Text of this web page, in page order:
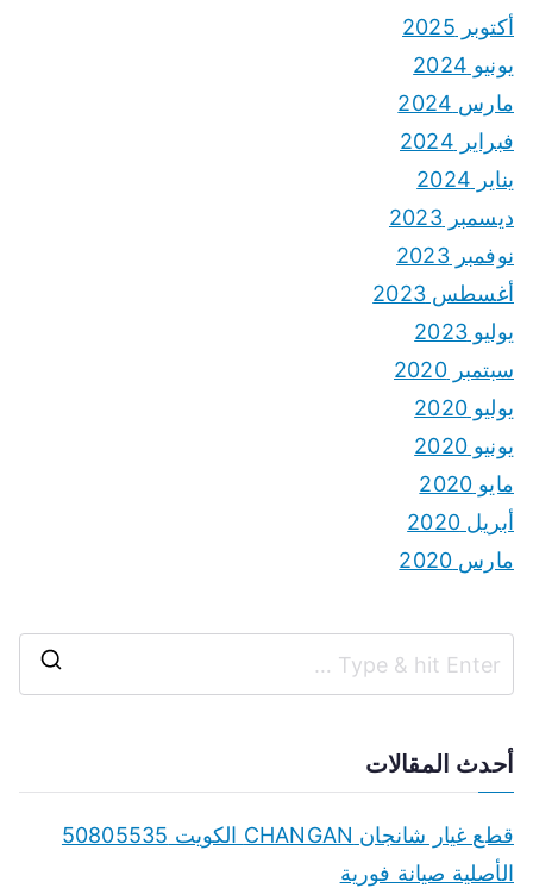
أكتوبر 2025
يونيو 2024
مارس 2024
فبراير 2024
يناير 2024
ديسمبر 2023
نوفمبر 2023
أغسطس 2023
يوليو 2023
سبتمبر 2020
يوليو 2020
يونيو 2020
مايو 2020
أبريل 2020
مارس 2020
r
أحدث المقالات
قطع غيار شانجان CHANGAN الكويت 50805535
الأصلية صيانة فورية